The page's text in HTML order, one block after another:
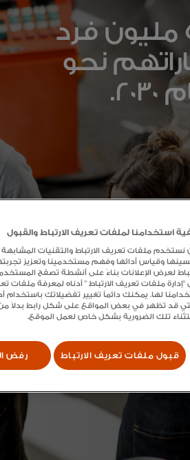
سنقوم بربط وحماية 500 مليون فرد
نحو
استخدامنا لملفات تعريف الارتباط والقبول
نستخدم ملفات تعريف الارتباط والتقنيات المشابهة
وقياس أدائها وفهم مستخدمينا وتعزيز
لعرض الإعلانات بناءً على أنشطة تصفح
"إدارة ملفات تعريف الارتباط " أدناه لمعرفة
لها. يمكنك دائماً تغيير تفضيلاتك باستخدام
قد تظهر في بعض المواقع على شكل رابط بدلاً
تلك الضرورية بشكل خاص لعمل الموقع.
قبول ملفات تعريف الارتباط رفض